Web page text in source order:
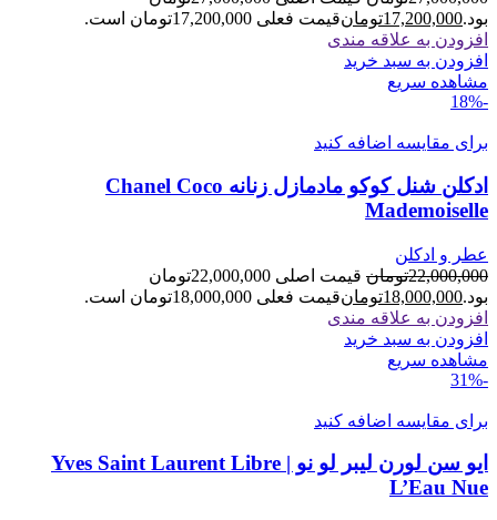
بود.17,200,000تومانقیمت فعلی 17,200,000تومان است.
افزودن به علاقه مندی
افزودن به سبد خرید
مشاهده سریع
-18%
برای مقایسه اضافه کنید
ادکلن شنل کوکو مادمازل زنانه Chanel Coco
Mademoiselle
عطر و ادکلن
22,000,000تومان
قیمت اصلی 22,000,000تومان
بود.18,000,000تومانقیمت فعلی 18,000,000تومان است.
افزودن به علاقه مندی
افزودن به سبد خرید
مشاهده سریع
-31%
برای مقایسه اضافه کنید
ایو سن لورن لیبر لو نو | Yves Saint Laurent Libre
L’Eau Nue